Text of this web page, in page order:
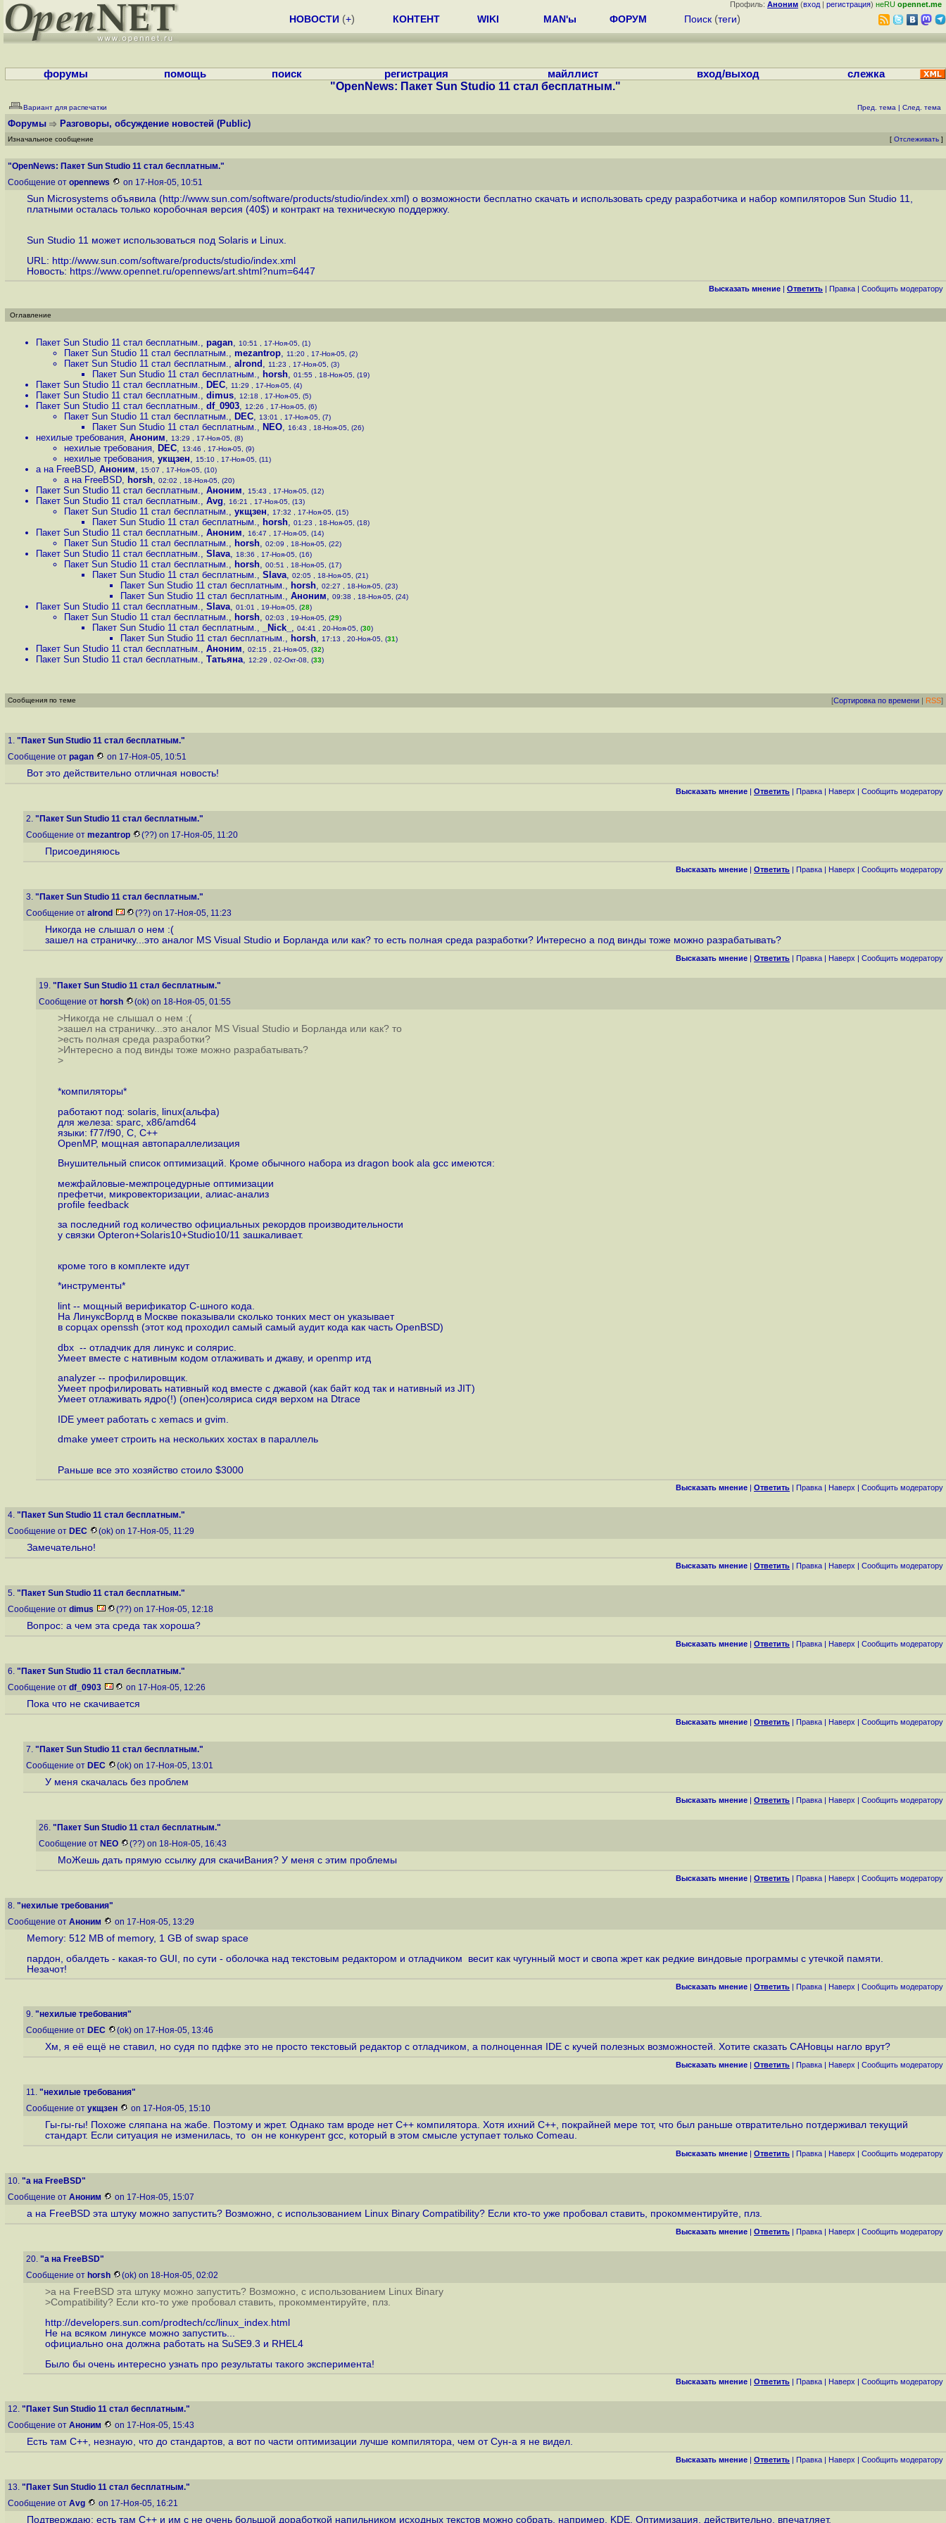
Профиль: Аноним (вход | регистрация) неRU opennet.me
НОВОСТИ (+) КОНТЕНТ WIKI MAN'ы ФОРУМ Поиск (теги)
форумы помощь поиск регистрация майллист вход/выход слежка
"OpenNews: Пакет Sun Studio 11 стал бесплатным."
Вариант для распечатки Пред. тема | След. тема
Форумы Разговоры, обсуждение новостей (Public)
Изначальное сообщение [ Отслеживать ]
"OpenNews: Пакет Sun Studio 11 стал бесплатным."
Сообщение от opennews on 17-Ноя-05, 10:51
Sun Microsystems объявила (http://www.sun.com/software/products/studio/index.xml ) о возможности бесплатно скачать и использовать среду разработчика и набор компиляторов Sun Studio 11,
платными осталась только коробочная версия (40$) и контракт на техническую поддержку.
Sun Studio 11 может использоваться под Solaris и Linux.
URL: http://www.sun.com/software/products/studio/index.xml
Новость: https://www.opennet.ru/opennews/art.shtml?num=6447
Высказать мнение | Ответить | Правка | Cообщить модератору
Оглавление
Пакет Sun Studio 11 стал бесплатным., pagan, 10:51 , 17-Ноя-05, (1)
Пакет Sun Studio 11 стал бесплатным., mezantrop, 11:20 , 17-Ноя-05, (2)
Пакет Sun Studio 11 стал бесплатным., alrond , 11:23 , 17-Ноя-05, (3)
Пакет Sun Studio 11 стал бесплатным., horsh, 01:55 , 18-Ноя-05, (19)
Пакет Sun Studio 11 стал бесплатным., DEC, 11:29 , 17-Ноя-05, (4)
Пакет Sun Studio 11 стал бесплатным., dimus, 12:18 , 17-Ноя-05, (5)
Пакет Sun Studio 11 стал бесплатным., df_0903, 12:26 , 17-Ноя-05, (6)
Пакет Sun Studio 11 стал бесплатным., DEC, 13:01 , 17-Ноя-05, (7)
Пакет Sun Studio 11 стал бесплатным., NEO, 16:43 , 18-Ноя-05, (26)
нехилые требования, Аноним, 13:29 , 17-Ноя-05, (8)
нехилые требования, DEC, 13:46 , 17-Ноя-05, (9)
нехилые требования, укщзен, 15:10 , 17-Ноя-05, (11)
а на FreeBSD, Аноним, 15:07 , 17-Ноя-05, (10)
а на FreeBSD, horsh, 02:02 , 18-Ноя-05, (20)
Пакет Sun Studio 11 стал бесплатным., Аноним, 15:43 , 17-Ноя-05, (12)
Пакет Sun Studio 11 стал бесплатным., Avg, 16:21 , 17-Ноя-05, (13)
Пакет Sun Studio 11 стал бесплатным., укщзен, 17:32 , 17-Ноя-05, (15)
Пакет Sun Studio 11 стал бесплатным., horsh, 01:23 , 18-Ноя-05, (18)
Пакет Sun Studio 11 стал бесплатным., Аноним, 16:47 , 17-Ноя-05, (14)
Пакет Sun Studio 11 стал бесплатным., horsh, 02:09 , 18-Ноя-05, (22)
Пакет Sun Studio 11 стал бесплатным., Slava, 18:36 , 17-Ноя-05, (16)
Пакет Sun Studio 11 стал бесплатным., horsh, 00:51 , 18-Ноя-05, (17)
Пакет Sun Studio 11 стал бесплатным., Slava, 02:05 , 18-Ноя-05, (21)
Пакет Sun Studio 11 стал бесплатным., horsh, 02:27 , 18-Ноя-05, (23)
Пакет Sun Studio 11 стал бесплатным., Аноним, 09:38 , 18-Ноя-05, (24)
Пакет Sun Studio 11 стал бесплатным., Slava, 01:01 , 19-Ноя-05, (28)
Пакет Sun Studio 11 стал бесплатным., horsh, 02:03 , 19-Ноя-05, (29)
Пакет Sun Studio 11 стал бесплатным., _Nick_ , 04:41 , 20-Ноя-05, (30)
Пакет Sun Studio 11 стал бесплатным., horsh, 17:13 , 20-Ноя-05, (31)
Пакет Sun Studio 11 стал бесплатным., Аноним, 02:15 , 21-Ноя-05, (32)
Пакет Sun Studio 11 стал бесплатным., Татьяна, 12:29 , 02-Окт-08, (33)
Сообщения по теме [Сортировка по времени | RSS]
1. "Пакет Sun Studio 11 стал бесплатным."
Сообщение от pagan on 17-Ноя-05, 10:51
Вот это действительно отличная новость!
Высказать мнение | Ответить | Правка | Наверх | Cообщить модератору
2. "Пакет Sun Studio 11 стал бесплатным."
Сообщение от mezantrop (??) on 17-Ноя-05, 11:20
Присоединяюсь
Высказать мнение | Ответить | Правка | Наверх | Cообщить модератору
3. "Пакет Sun Studio 11 стал бесплатным."
Сообщение от alrond (??) on 17-Ноя-05, 11:23
Никогда не слышал о нем :(
зашел на страничку...это аналог MS Visual Studio и Борланда или как? то есть полная среда разработки? Интересно а под винды тоже можно разрабатывать?
Высказать мнение | Ответить | Правка | Наверх | Cообщить модератору
19. "Пакет Sun Studio 11 стал бесплатным."
Сообщение от horsh (ok) on 18-Ноя-05, 01:55
>Никогда не слышал о нем :(
>зашел на страничку...это аналог MS Visual Studio и Борланда или как? то
>есть полная среда разработки?
>Интересно а под винды тоже можно разрабатывать?
>
*компиляторы*
работают под: solaris, linux(альфа)
для железа: sparc, x86/amd64
языки: f77/f90, C, C++
OpenMP, мощная автопараллелизация
Внушительный список оптимизаций. Кроме обычного набора из dragon book ala gcc имеются:
межфайловые-межпроцедурные оптимизации
префетчи, микровекторизации, алиас-анализ
profile feedback
за последний год количество официальных рекордов производительности
у связки Opteron+Solaris10+Studio10/11 зашкаливает.
кроме того в комплекте идут
*инструменты*
lint -- мощный верификатор C-шного кода.
На ЛинуксВорлд в Москве показывали сколько тонких мест он указывает
в сорцах openssh (этот код проходил самый самый аудит кода как часть OpenBSD)
dbx -- отладчик для линукс и солярис.
Умеет вместе с нативным кодом отлаживать и джаву, и openmp итд
analyzer -- профилировщик.
Умеет профилировать нативный код вместе с джавой (как байт код так и нативный из JIT)
Умеет отлаживать ядро(!) (опен)соляриса сидя верхом на Dtrace
IDE умеет работать с xemacs и gvim.
dmake умеет строить на нескольких хостах в параллель
Раньше все это хозяйство стоило $3000
Высказать мнение | Ответить | Правка | Наверх | Cообщить модератору
4. "Пакет Sun Studio 11 стал бесплатным."
Сообщение от DEC (ok) on 17-Ноя-05, 11:29
Замечательно!
Высказать мнение | Ответить | Правка | Наверх | Cообщить модератору
5. "Пакет Sun Studio 11 стал бесплатным."
Сообщение от dimus (??) on 17-Ноя-05, 12:18
Вопрос: а чем эта среда так хороша?
Высказать мнение | Ответить | Правка | Наверх | Cообщить модератору
6. "Пакет Sun Studio 11 стал бесплатным."
Сообщение от df_0903 on 17-Ноя-05, 12:26
Пока что не скачивается
Высказать мнение | Ответить | Правка | Наверх | Cообщить модератору
7. "Пакет Sun Studio 11 стал бесплатным."
Сообщение от DEC (ok) on 17-Ноя-05, 13:01
У меня скачалась без проблем
Высказать мнение | Ответить | Правка | Наверх | Cообщить модератору
26. "Пакет Sun Studio 11 стал бесплатным."
Сообщение от NEO (??) on 18-Ноя-05, 16:43
МоЖешь дать прямую ссылку для скачиВания? У меня с этим проблемы
Высказать мнение | Ответить | Правка | Наверх | Cообщить модератору
8. "нехилые требования"
Сообщение от Аноним on 17-Ноя-05, 13:29
Memory: 512 MB of memory, 1 GB of swap space
пардон, обалдеть - какая-то GUI, по сути - оболочка над текстовым редактором и отладчиком весит как чугунный мост и свопа жрет как редкие виндовые программы с утечкой памяти.
Незачот!
Высказать мнение | Ответить | Правка | Наверх | Cообщить модератору
9. "нехилые требования"
Сообщение от DEC (ok) on 17-Ноя-05, 13:46
Хм, я её ещё не ставил, но судя по пдфке это не просто текстовый редактор с отладчиком, а полноценная IDE с кучей полезных возможностей. Хотите сказать САНовцы нагло врут?
Высказать мнение | Ответить | Правка | Наверх | Cообщить модератору
11. "нехилые требования"
Сообщение от укщзен on 17-Ноя-05, 15:10
Гы-гы-гы! Похоже сляпана на жабе. Поэтому и жрет. Однако там вроде нет С++ компилятора. Хотя ихний С++, покрайней мере тот, что был раньше отвратительно потдерживал текущий
стандарт. Если ситуация не изменилась, то он не конкурент gcc, который в этом смысле уступает только Comeau.
Высказать мнение | Ответить | Правка | Наверх | Cообщить модератору
10. "а на FreeBSD"
Сообщение от Аноним on 17-Ноя-05, 15:07
а на FreeBSD эта штуку можно запустить? Возможно, с использованием Linux Binary Compatibility? Если кто-то уже пробовал ставить, прокомментируйте, плз.
Высказать мнение | Ответить | Правка | Наверх | Cообщить модератору
20. "а на FreeBSD"
Сообщение от horsh (ok) on 18-Ноя-05, 02:02
>а на FreeBSD эта штуку можно запустить? Возможно, с использованием Linux Binary
>Compatibility? Если кто-то уже пробовал ставить, прокомментируйте, плз.
http://developers.sun.com/prodtech/cc/linux_index.html
Не на всяком линуксе можно запустить...
официально она должна работать на SuSE9.3 и RHEL4
Было бы очень интересно узнать про результаты такого эксперимента!
Высказать мнение | Ответить | Правка | Наверх | Cообщить модератору
12. "Пакет Sun Studio 11 стал бесплатным."
Сообщение от Аноним on 17-Ноя-05, 15:43
Есть там C++, незнаую, что до стандартов, а вот по части оптимизации лучше компилятора, чем от Сун-а я не видел.
Высказать мнение | Ответить | Правка | Наверх | Cообщить модератору
13. "Пакет Sun Studio 11 стал бесплатным."
Сообщение от Avg on 17-Ноя-05, 16:21
Подтверждаю: есть там C++ и им с не очень большой доработкой напильником исходных текстов можно собрать, например, KDE. Оптимизация, действительно, впечатляет.